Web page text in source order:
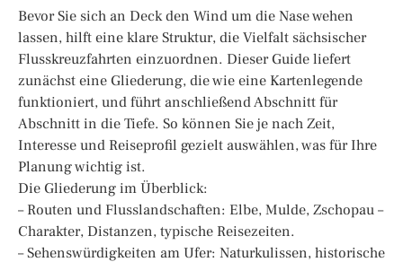
Bevor Sie sich an Deck den Wind um die Nase wehen
lassen, hilft eine klare Struktur, die Vielfalt sächsischer
Flusskreuzfahrten einzuordnen. Dieser Guide liefert
zunächst eine Gliederung, die wie eine Kartenlegende
funktioniert, und führt anschließend Abschnitt für
Abschnitt in die Tiefe. So können Sie je nach Zeit,
Interesse und Reiseprofil gezielt auswählen, was für Ihre
Planung wichtig ist.
Die Gliederung im Überblick:
– Routen und Flusslandschaften: Elbe, Mulde, Zschopau –
Charakter, Distanzen, typische Reisezeiten.
– Sehenswürdigkeiten am Ufer: Naturkulissen, historische